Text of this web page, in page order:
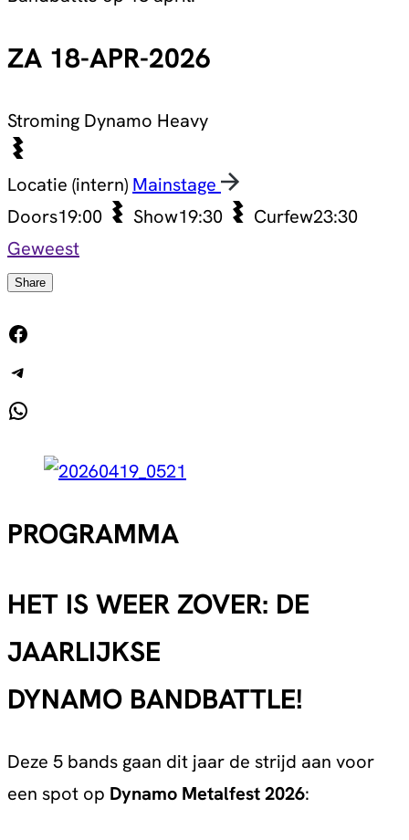
ZA 18-APR-2026
Stroming Dynamo Heavy
Locatie (intern) Mainstage
Doors19:00 Show19:30 Curfew23:30
Geweest
Share
PROGRAMMA
HET IS WEER ZOVER: DE
JAARLIJKSE
DYNAMO BANDBATTLE!
Deze 5 bands gaan dit jaar de strijd aan voor
een spot op Dynamo Metalfest 2026: